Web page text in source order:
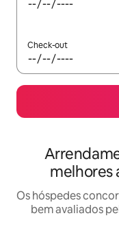
Check-out
melhores
Os hóspedes
bem avaliados